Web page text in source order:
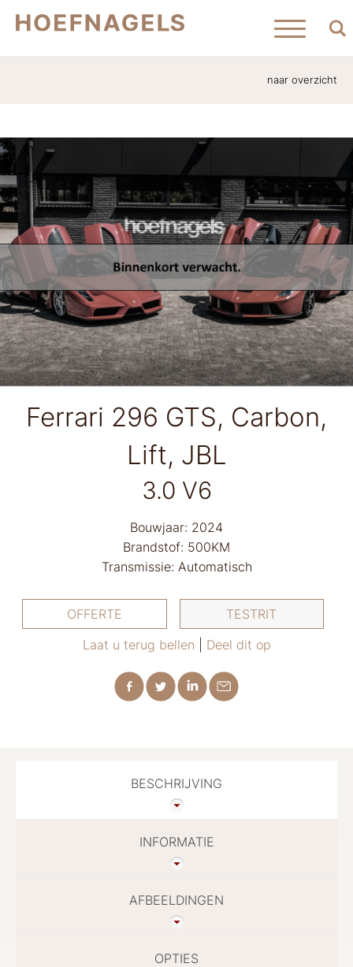
naar overzicht
Ferrari 296 GTS, Carbon,
Lift, JBL
3.0 V6
Bouwjaar: 2024
Brandstof: 500KM
Transmissie: Automatisch
OFFERTE
TESTRIT
Laat u terug bellen
Deel dit op
BESCHRIJVING
INFORMATIE
AFBEELDINGEN
OPTIES